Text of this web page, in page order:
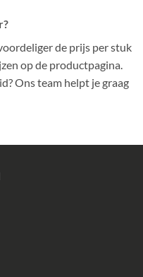
de prijs per stuk
op de productpagina.
Ons team helpt je graag